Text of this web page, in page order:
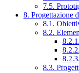
7.5.
8. Progettazione
8.1.
8.2.
8.3.